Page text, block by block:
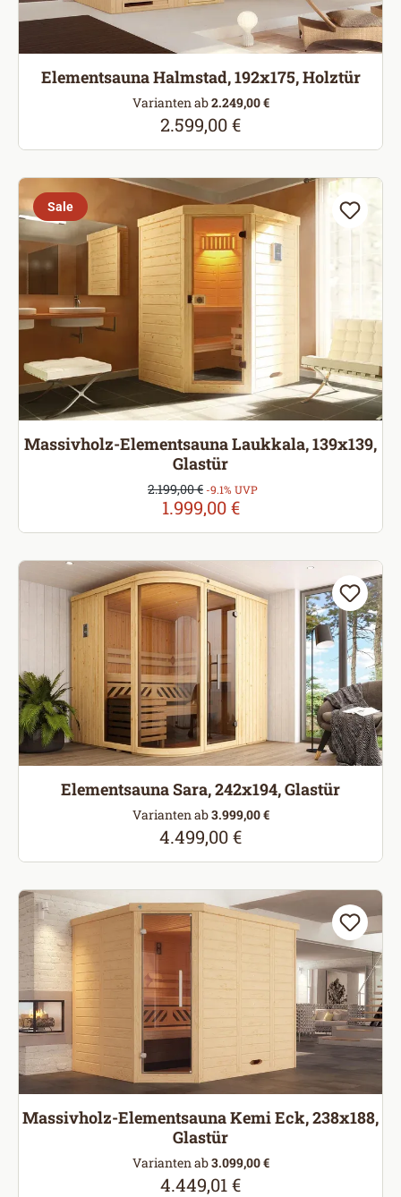
Elementsauna Halmstad, 192x175, Holztür
Varianten ab2.249,00 €
Regulärer Preis:
2.599,00 €
Sale
Massivholz-Elementsauna Laukkala, 139x139,
Glastür
Verkaufspreis:
1.999,00 €
Regulärer Preis:
2.199,00 € -9.1% UVP
Elementsauna Sara, 242x194, Glastür
Varianten ab3.999,00 €
Regulärer Preis:
4.499,00 €
Massivholz-Elementsauna Kemi Eck, 238x188,
Glastür
Varianten ab3.099,00 €
Regulärer Preis:
4.449,01 €